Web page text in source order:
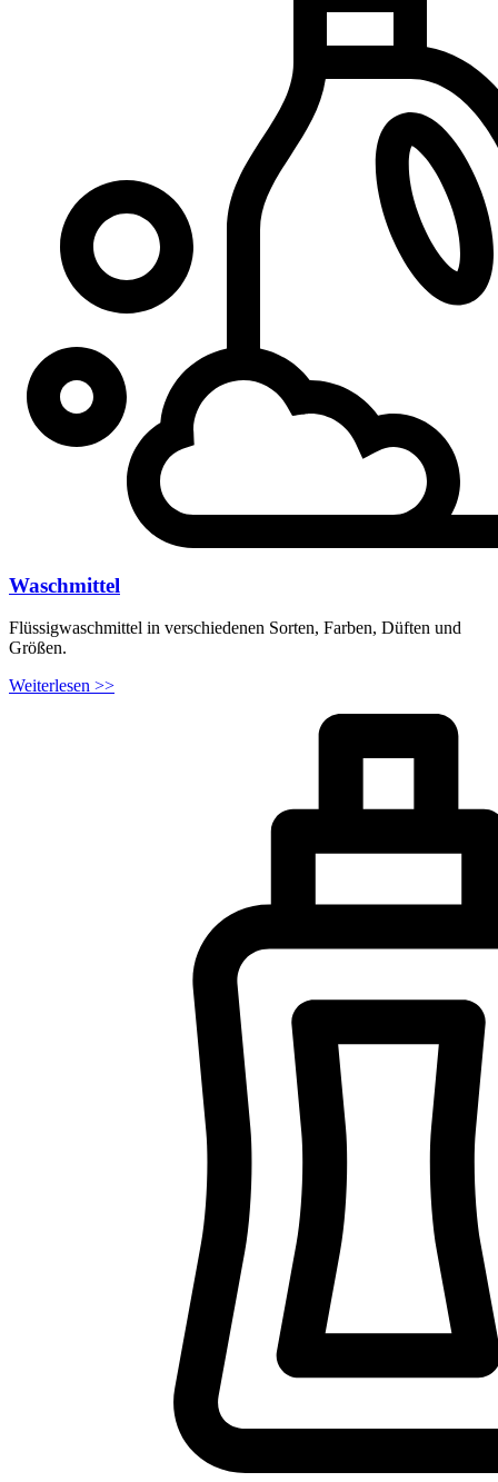
Waschmittel
Flüssigwaschmittel in verschiedenen Sorten, Farben, Düften und
Größen.
Weiterlesen >>